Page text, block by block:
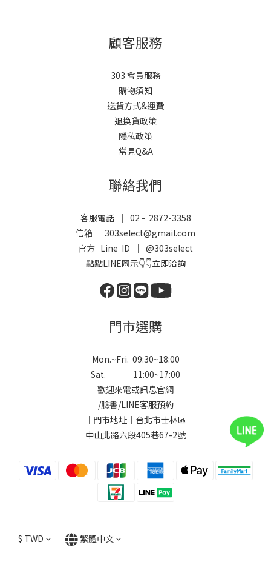
顧客服務
303 會員服務
購物須知
送貨方式&運費
退換貨政策
隱私政策
常見Q&A
聯絡我們
客服電話 ｜ 02 - 2872-3358
信箱 ｜ 303select@gmail.com
官方 Line ID ｜ @303select
點點LINE圖示👇👇立即洽詢
門市選購
Mon.~Fri. 09:30~18:00
Sat. 11:00~17:00
歡迎來電或訊息官網
/臉書/LINE客服預約
｜門市地址｜台北市士林區
中山北路六段405巷67-2號
$ TWD 繁體中文